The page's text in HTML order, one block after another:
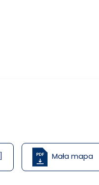
Mała mapa